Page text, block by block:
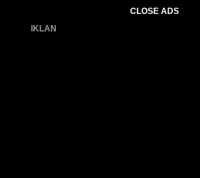
CLOSE ADS
IKLAN